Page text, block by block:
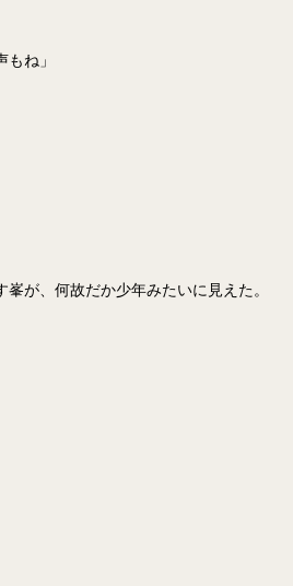
ね」
が、何故だか少年みたいに見えた。